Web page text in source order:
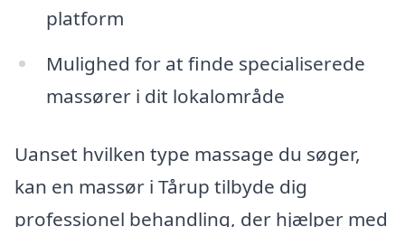
platform
Mulighed for at finde specialiserede
massører i dit lokalområde
Uanset hvilken type massage du søger,
kan en massør i Tårup tilbyde dig
professionel behandling, der hjælper med